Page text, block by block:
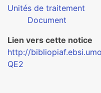
Unités de traitement
Document
Lien vers cette notice
http://
QE2